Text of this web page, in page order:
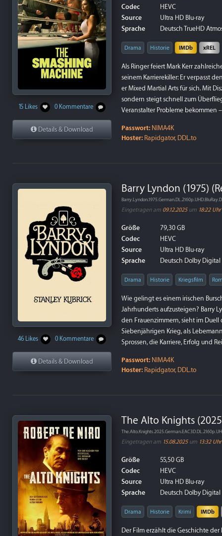
15 Likes 0 Kommentare
Details & Download
Codec
HEVC
Source
Ultra HD Blu-ray
Sprache
Deutsch TrueHD
Drama Historie IMDb xREL
Als Ringer feiert Mark Kerr
seinem Karrierekiller: Er verpasst
er Mixed Martial Arts für sich. Mit
sondern steigt schnell zum
Veranstalter Probleme bekommen
Passwort: NIMA4K
Hoster: Rapidgator, DDL.to
46 Likes 0 Kommentare
Details & Download
Barry Lyndon (1975)
Eingetragen am 09.12.2025um 18:22 Uhr
Größe
79,30 GB
Codec
HEVC
Source
Ultra HD Blu-ray
Sprache
Deutsch Dolby Digital
Drama Historie Kriegsfilm
Wie gelingt es einem irischen
Jahrhunderts aufzusteigen? Barry
den Frauenzimmern, sieht im Duell
Siebenjährigen Krieg, als
Sprossen, die Karriere, Erfolg und
Passwort: NIMA4K
Hoster: Rapidgator, DDL.to
The Alto Knights
Eingetragen am 15.08.2025um 13:32 Uhr
Größe
55,50 GB
Codec
HEVC
Source
Ultra HD Blu-ray
Sprache
Deutsch Dolby Digital
Drama Historie Krimi IMDb
Der Film erzählt die Geschichte